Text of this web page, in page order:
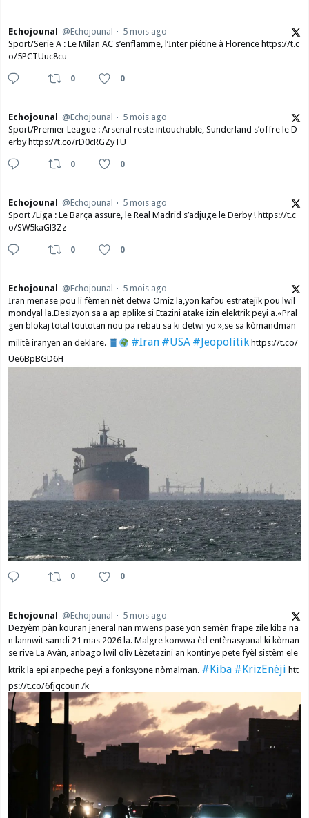
Echojounal @Echojounal
5 mois ago
Sport/Serie A : Le Milan AC s’enflamme, l’Inter piétine à Florence https://t.c
o/5PCTUuc8cu
0 0
Echojounal @Echojounal
5 mois ago
Sport/Premier League : Arsenal reste intouchable, Sunderland s’offre le D
erby https://t.co/rD0cRGZyTU
0 0
Echojounal @Echojounal
5 mois ago
Sport /Liga : Le Barça assure, le Real Madrid s’adjuge le Derby ! https://t.c
o/SW5kaGl3Zz
0 0
Echojounal @Echojounal
5 mois ago
Iran menase pou li fèmen nèt detwa Omiz la,yon kafou estratejik pou lwil
mondyal la.Desizyon sa a ap aplike si Etazini atake izin elektrik peyi a.​«Pral
gen blokaj total toutotan nou pa rebati sa ki detwi yo »,se sa kòmandman
militè iranyen an deklare.
#Iran #USA #Jeopolitikhttps://t.co/
Ue6BpBGD6H
0 0
Echojounal @Echojounal
5 mois ago
Dezyèm pàn kouran jeneral nan mwens pase yon semèn frape zile kiba na
n lannwit samdi 21 mas 2026 la. Malgre konvwa èd entènasyonal ki kòman
se rive La Avàn, anbago lwil oliv Lèzetazini an kontinye pete fyèl sistèm ele
ktrik la epi anpeche peyi a fonksyone nòmalman. #Kiba #KrizEnèji htt
ps://t.co/6fjqcoun7k